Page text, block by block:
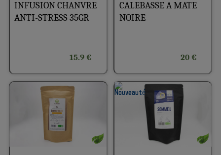
INFUSION CHANVRE
ANTI-STRESS 35GR
15.9 €
CALEBASSE A MATE
NOIRE
20 €